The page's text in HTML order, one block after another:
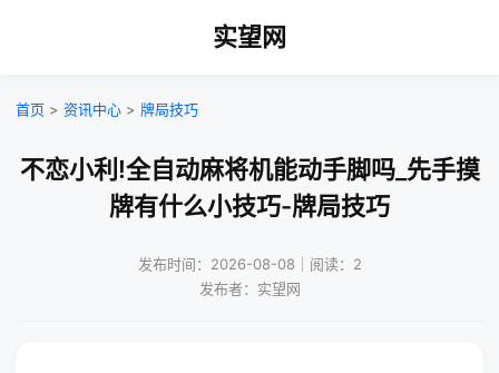
实望网
首页 > 资讯中心 > 牌局技巧
不恋小利!全自动麻将机能动手脚吗_先手摸
牌有什么小技巧-牌局技巧
发布时间：2026-08-08｜阅读：2
发布者：实望网